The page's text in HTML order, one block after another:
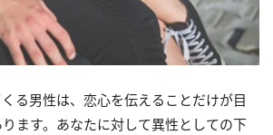
る男性は、恋心を伝えることだけが目
ます。あなたに対して異性としての下